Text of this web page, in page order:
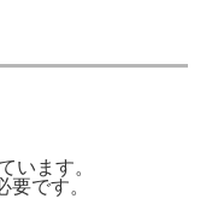
います。
要です。